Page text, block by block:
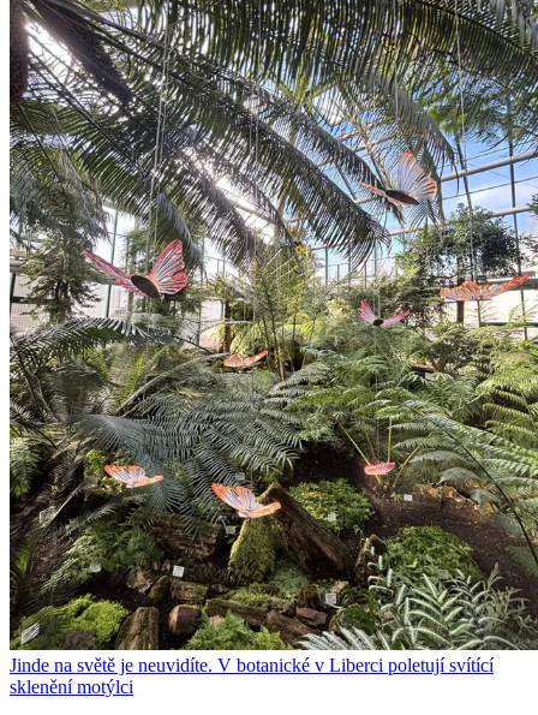
Jinde na světě je neuvidíte. V botanické v Liberci poletují svítící
sklenění motýlci